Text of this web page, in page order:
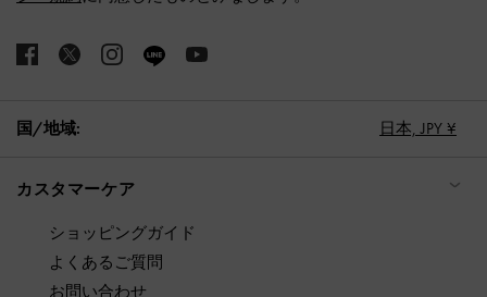
国/地域: 日本, JPY ¥
カスタマーケア
ショッピングガイド
よくあるご質問
お問い合わせ